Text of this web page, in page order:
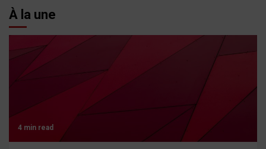
À la une
4 min read